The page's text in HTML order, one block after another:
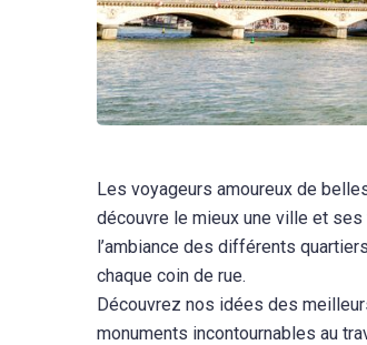
Les voyageurs amoureux de
découvre le mieux une ville et ses
l’ambiance des différents
chaque coin de rue.
Découvrez nos idées des
monuments incontournables au